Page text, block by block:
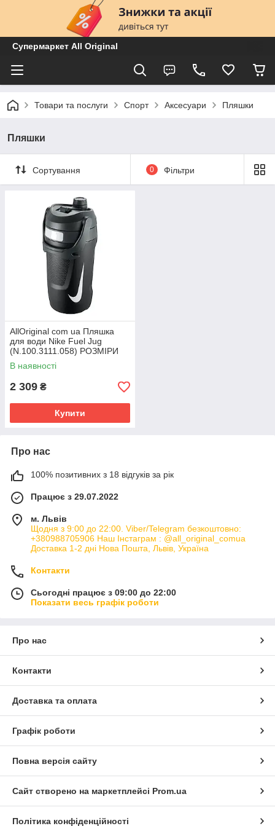
Супермаркет All Original
Товари та послуги Спорт Аксесуари Пляшки
Пляшки
Сортування 0 Фільтри
AllOriginal com ua Пляшка
для води Nike Fuel Jug
(N.100.3111.058) РОЗМІРИ
ЗАПИТУЙТЕ
В наявності
2 309 ₴
Купити
Про нас
100% позитивних з 18 відгуків за рік
Працює з 29.07.2022
м. Львів
Щодня з 9:00 до 22:00. Viber/Telegram безкоштовно:
+380988705906 Наш Інстаграм : @all_original_comua
Доставка 1-2 дні Нова Пошта, Львів, Україна
Контакти
Сьогодні працює з 09:00 до 22:00
Показати весь графік роботи
Про нас
Контакти
Доставка та оплата
Графік роботи
Повна версія сайту
Сайт створено на маркетплейсі Prom.ua
Політика конфіденційності